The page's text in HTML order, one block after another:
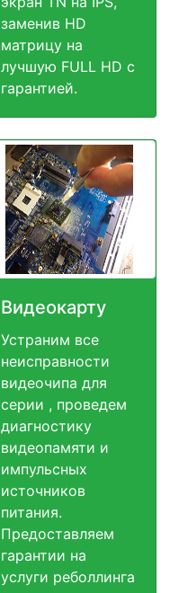
заменив HD
матрицу на
лучшую FULL HD c
гарантией.
Видеокарту
Устраним все
неисправности
видеочипа для
серии , проведем
диагностику
видеопамяти и
импульсных
источников
питания.
Предоставляем
гарантии на
услуги реболлинга